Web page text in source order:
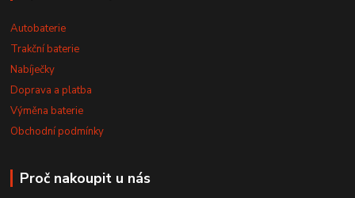
Autobaterie
Trakční baterie
Nabíječky
Doprava a platba
Výměna baterie
Obchodní podmínky
Proč nakoupit u nás